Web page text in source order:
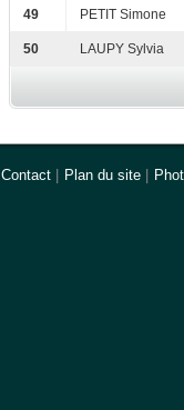
49 PETIT Simone
50 LAUPY Sylvia
Contact Plan du site